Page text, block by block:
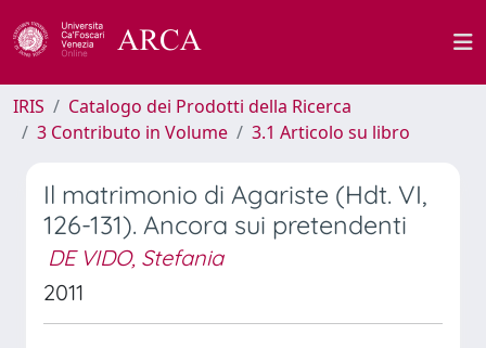
IRIS
Catalogo dei Prodotti della Ricerca
3 Contributo in Volume
3.1 Articolo su libro
Il matrimonio di Agariste (Hdt. VI,
126-131). Ancora sui pretendenti
DE VIDO, Stefania
2011